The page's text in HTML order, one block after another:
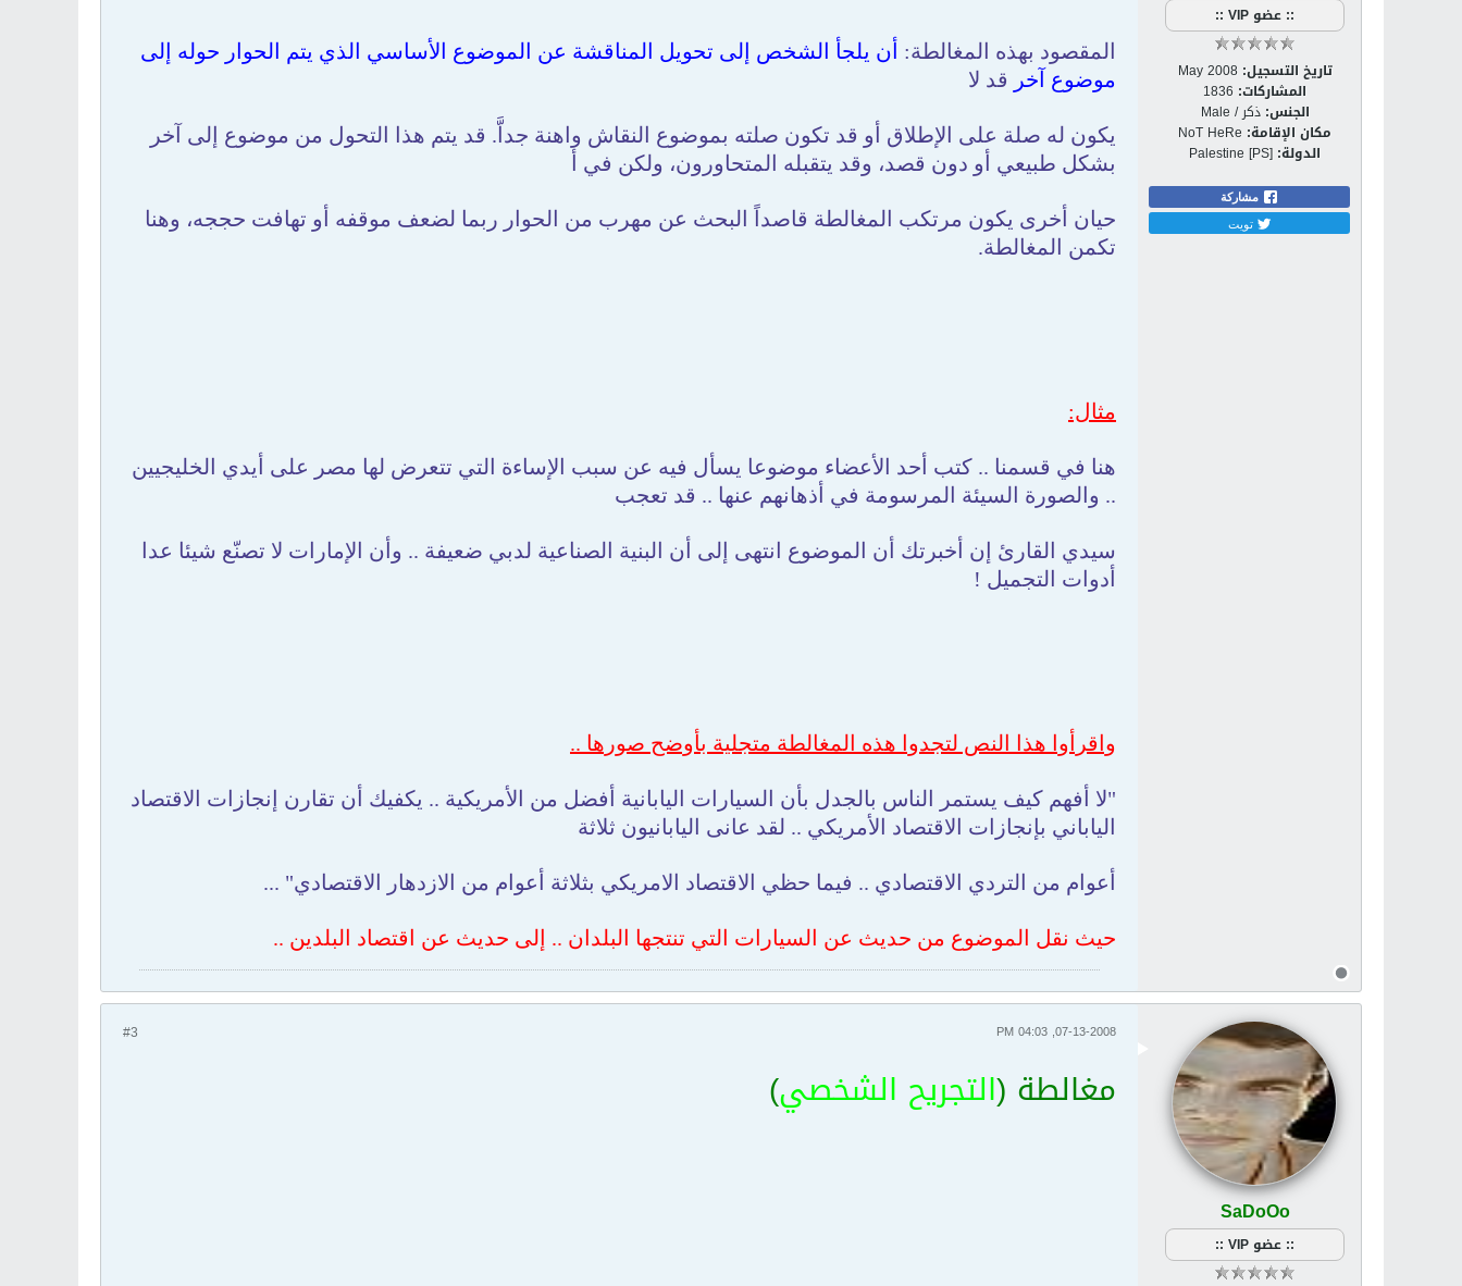
:: عضو VIP ::
تاريخ التسجيل: May 2008
المشاركات: 1836
الجنس: ذكر / Male
مكان الإقامة: NoT HeRe
الدولة: Palestine [PS]
مشاركة
تويت
المقصود بهذه المغالطة: أن يلجأ الشخص إلى تحويل المناقشة عن الموضوع الأساسي الذي يتم الحوار حوله إلى
موضوع آخر قد لا
يكون له صلة على الإطلاق أو قد تكون صلته بموضوع النقاش واهنة جداَّ. قد يتم هذا التحول من موضوع إلى آخر
بشكل طبيعي أو دون قصد، وقد يتقبله المتحاورون، ولكن في أ
حيان أخرى يكون مرتكب المغالطة قاصداً البحث عن مهرب من الحوار ربما لضعف موقفه أو تهافت حججه، وهنا
تكمن المغالطة.
مثال:
هنا في قسمنا .. كتب أحد الأعضاء موضوعا يسأل فيه عن سبب الإساءة التي تتعرض لها مصر على أيدي الخليجيين
.. والصورة السيئة المرسومة في أذهانهم عنها .. قد تعجب
سيدي القارئ إن أخبرتك أن الموضوع انتهى إلى أن البنية الصناعية لدبي ضعيفة .. وأن الإمارات لا تصنّع شيئا عدا
أدوات التجميل !
واقرأوا هذا النص لتجدوا هذه المغالطة متجلية بأوضح صورها ..
"لا أفهم كيف يستمر الناس بالجدل بأن السيارات اليابانية أفضل من الأمريكية .. يكفيك أن تقارن إنجازات الاقتصاد
الياباني بإنجازات الاقتصاد الأمريكي .. لقد عانى اليابانيون ثلاثة
أعوام من التردي الاقتصادي .. فيما حظي الاقتصاد الامريكي بثلاثة أعوام من الازدهار الاقتصادي" ...
حيث نقل الموضوع من حديث عن السيارات التي تنتجها البلدان .. إلى حديث عن اقتصاد البلدين ..
SaDoOo
:: عضو VIP ::
#3 07-13-2008, 04:03 PM
مغالطة (التجريح الشخصي)